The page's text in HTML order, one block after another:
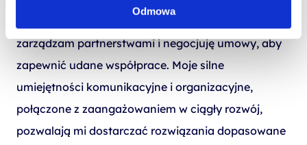
Odmowa
zarządzam partnerstwami i negocjuję umowy, aby
zapewnić udane współprace. Moje silne
umiejętności komunikacyjne i organizacyjne,
połączone z zaangażowaniem w ciągły rozwój,
pozwalają mi dostarczać rozwiązania dopasowane